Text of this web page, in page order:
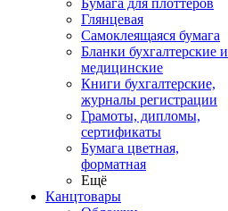
Бумага для плоттеров
Глянцевая
Самоклеящаяся бумага
Бланки бухгалтерские и
медицинские
Книги бухгалтерские,
журналы регистрации
Грамоты, дипломы,
сертификаты
Бумага цветная,
форматная
Ещё
Канцтовары